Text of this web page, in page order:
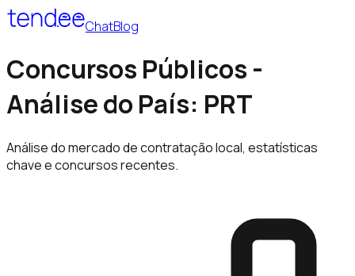
ChatBlog
Concursos Públicos -
Análise do País: PRT
Análise do mercado de contratação local, estatísticas
chave e concursos recentes.